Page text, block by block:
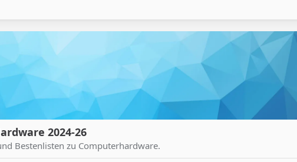
2024-26
Bestenlisten zu Computerhardware.